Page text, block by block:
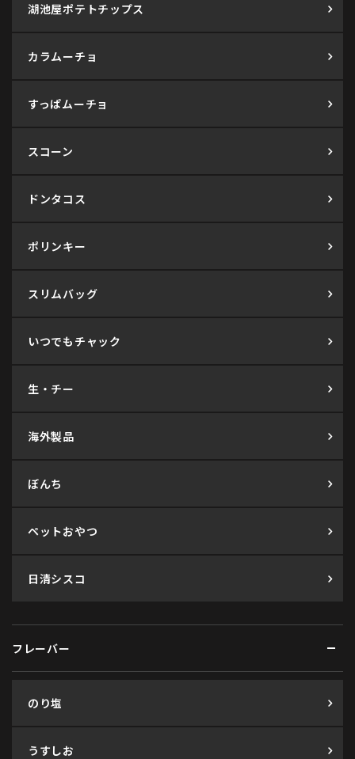
湖池屋ポテトチップス
カラムーチョ
すっぱムーチョ
スコーン
ドンタコス
ポリンキー
スリムバッグ
いつでもチャック
生・チー
海外製品
ぼんち
ペットおやつ
日清シスコ
フレーバー
のり塩
うすしお